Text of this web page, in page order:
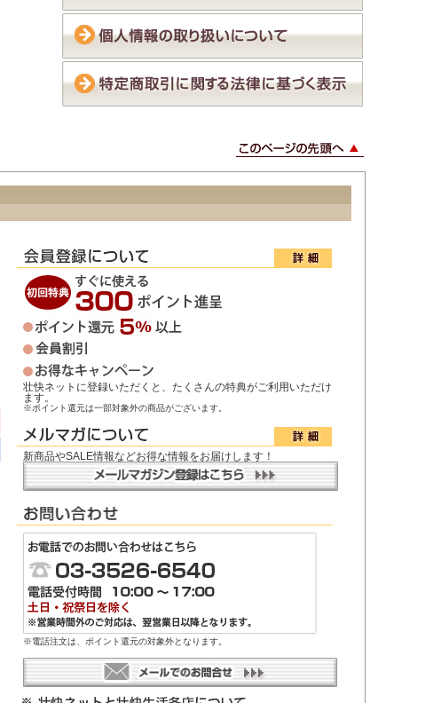
壮快ネットに登録いただくと、たくさんの特典がご利用いただけ
ます。
※ポイント還元は一部対象外の商品がございます。
新商品やSALE情報などお得な情報をお届けします！
※電話注文は、ポイント還元の対象外となります。